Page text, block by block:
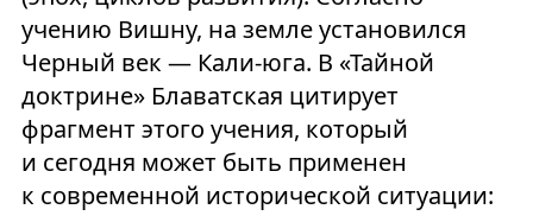
учению Вишну, на земле установился
Черный век — Кали-юга. В «Тайной
доктрине» Блаватская цитирует
фрагмент этого учения, который
и сегодня может быть применен
к современной исторической ситуации: